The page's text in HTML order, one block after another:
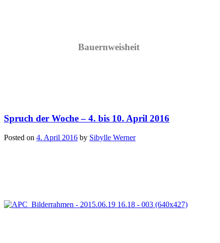
Bauernweisheit
Spruch der Woche – 4. bis 10. April 2016
Posted on 4. April 2016 by Sibylle Werner